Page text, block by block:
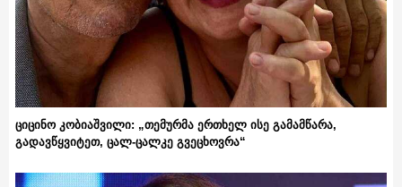
ციცინო კობიაშვილი: „თემურმა ერთხელ ისე გამამწარა,
გადავწყვიტეთ, ცალ-ცალკე გვეცხოვრა“